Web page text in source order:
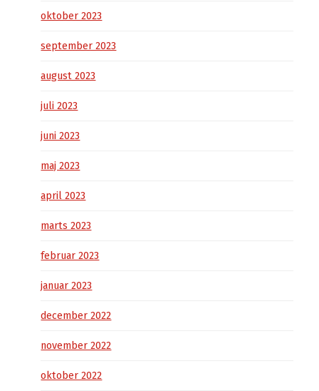
oktober 2023
september 2023
august 2023
juli 2023
juni 2023
maj 2023
april 2023
marts 2023
februar 2023
januar 2023
december 2022
november 2022
oktober 2022